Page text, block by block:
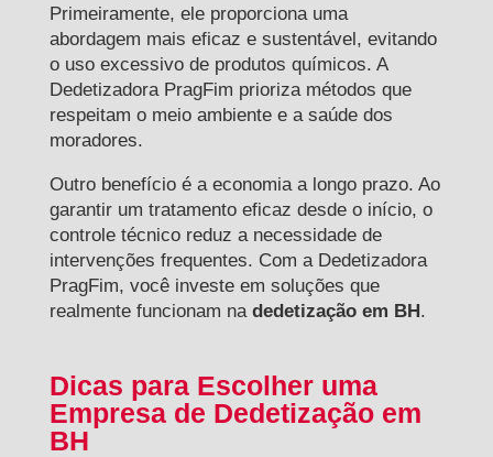
Primeiramente, ele proporciona uma
abordagem mais eficaz e sustentável, evitando
o uso excessivo de produtos químicos. A
Dedetizadora PragFim prioriza métodos que
respeitam o meio ambiente e a saúde dos
moradores.
Outro benefício é a economia a longo prazo. Ao
garantir um tratamento eficaz desde o início, o
controle técnico reduz a necessidade de
intervenções frequentes. Com a Dedetizadora
PragFim, você investe em soluções que
realmente funcionam na dedetização em BH.
Dicas para Escolher uma
Empresa de Dedetização em
BH